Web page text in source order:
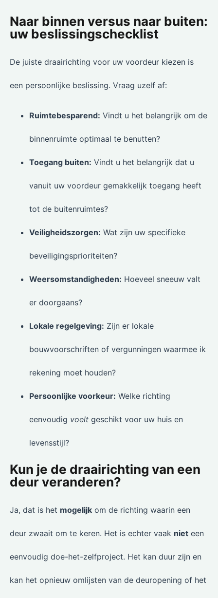
Naar binnen versus naar buiten:
uw beslissingschecklist
De juiste draairichting voor uw voordeur kiezen is
een persoonlijke beslissing. Vraag uzelf af:
Ruimtebesparend: Vindt u het belangrijk om de
binnenruimte optimaal te benutten?
Toegang buiten: Vindt u het belangrijk dat u
vanuit uw voordeur gemakkelijk toegang heeft
tot de buitenruimtes?
Veiligheidszorgen: Wat zijn uw specifieke
beveiligingsprioriteiten?
Weersomstandigheden: Hoeveel sneeuw valt
er doorgaans?
Lokale regelgeving: Zijn er lokale
bouwvoorschriften of vergunningen waarmee ik
rekening moet houden?
Persoonlijke voorkeur: Welke richting
eenvoudig voelt geschikt voor uw huis en
levensstijl?
Kun je de draairichting van een
deur veranderen?
Ja, dat is het mogelijk om de richting waarin een
deur zwaait om te keren. Het is echter vaak niet een
eenvoudig doe-het-zelfproject. Het kan duur zijn en
kan het opnieuw omlijsten van de deuropening of het